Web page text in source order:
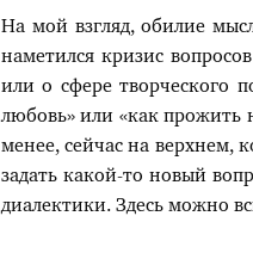
На мой взгляд, обилие
наметился кризис
или о сфере творческого
любовь» или «как прожить
менее, сейчас на верхнем,
задать какой-то новый
диалектики. Здесь можно